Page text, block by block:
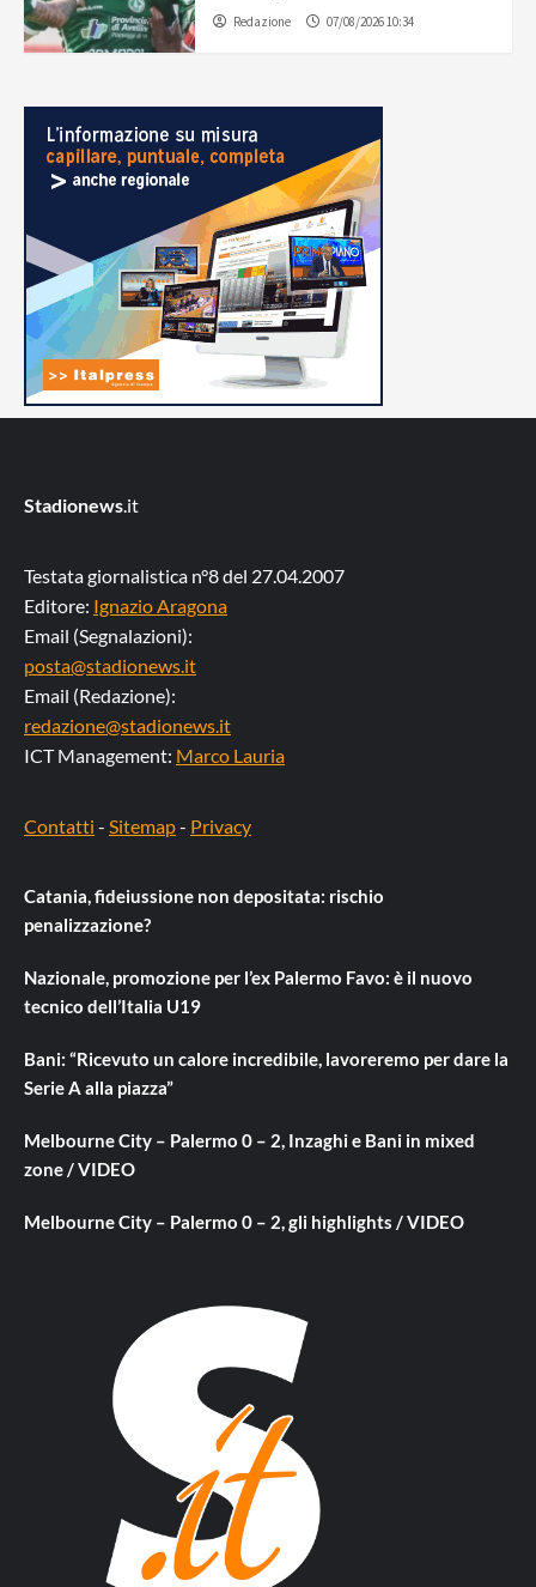
Redazione 07/08/2026 10:34
Stadionews.it
Testata giornalistica n°8 del 27.04.2007
Editore: Ignazio Aragona
Email (Segnalazioni):
posta@stadionews.it
Email (Redazione):
redazione@stadionews.it
ICT Management: Marco Lauria
Contatti - Sitemap- Privacy
Catania, fideiussione non depositata: rischio
penalizzazione?
Nazionale, promozione per l’ex Palermo Favo: è il nuovo
tecnico dell’Italia U19
Bani: “Ricevuto un calore incredibile, lavoreremo per dare la
Serie A alla piazza”
Melbourne City – Palermo 0 – 2, Inzaghi e Bani in mixed
zone / VIDEO
Melbourne City – Palermo 0 – 2, gli highlights / VIDEO